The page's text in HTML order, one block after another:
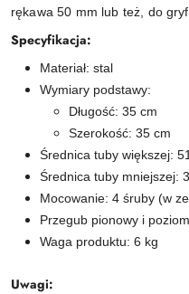
rękawa 50 mm lub też, do
Specyfikacja:
Materiał: stal
Wymiary podstawy:
Długość: 35 cm
Szerokość: 35 cm
Średnica tuby większej:
Średnica tuby mniejszej:
Mocowanie: 4 śruby (w
Przegub pionowy i
Waga produktu: 6 kg
Uwagi: